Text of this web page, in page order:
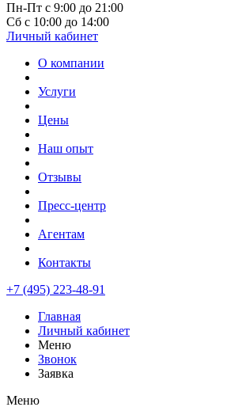
Пн-Пт с 9:00 до 21:00
Сб с 10:00 до 14:00
Личный кабинет
О компании
Услуги
Цены
Наш опыт
Отзывы
Пресс-центр
Агентам
Контакты
+7 (495) 223-48-91
Главная
Личный кабинет
Меню
Звонок
Заявка
Меню